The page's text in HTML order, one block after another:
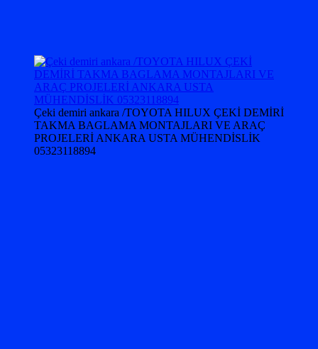
Çeki demiri ankara /TOYOTA HILUX ÇEKİ DEMİRİ
TAKMA BAGLAMA MONTAJLARI VE ARAÇ
PROJELERİ ANKARA USTA MÜHENDİSLİK
05323118894